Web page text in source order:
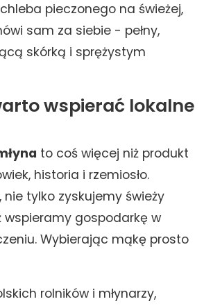
pieczonego na świeżej,
sam za siebie - pełny,
skórką i sprężystym
wspierać lokalne
to coś więcej niż produkt
historia i rzemiosło.
nie tylko zyskujemy świeży
wspieramy gospodarkę w
Wybierając mąkę prosto
rolników i młynarzy,